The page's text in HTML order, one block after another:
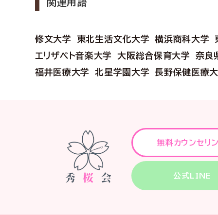
関連用語
修文大学 東北生活文化大学 横浜商科大学
エリザベト音楽大学
大阪総合保育大学
奈良
福井医療大学
北星学園大学 長野保健医療
無料カウンセリ
公式LINE